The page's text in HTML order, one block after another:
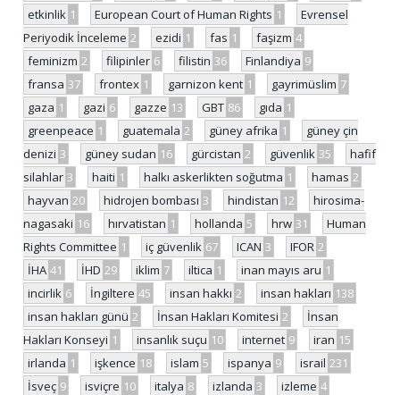
etkinlik 1 European Court of Human Rights 1
Evrensel
Periyodik İnceleme 2 ezidi 1 fas 1 faşizm 4
feminizm 2 filipinler 6 filistin 36 Finlandiya 9
fransa 37 frontex 1 garnizon kent 1 gayrimüslim 7
gaza 1 gazi 6 gazze 13 GBT 86 gıda 1
greenpeace 1 guatemala 2 güney afrika 1
güney çin
denizi 3 güney sudan 16 gürcistan 2 güvenlik 35
hafif
silahlar 3 haiti 1 halkı askerlikten soğutma 1 hamas 2
hayvan 20 hidrojen bombası 3 hindistan 12
hirosima-
nagasaki 16 hırvatistan 1 hollanda 5 hrw 31
Human
Rights Committee 1 iç güvenlik 67 ICAN 3 IFOR 2
İHA 41 İHD 29 iklim 7 iltica 1 inan mayıs aru 1
incirlik 6 İngiltere 45 insan hakkı 2 insan hakları 138
insan hakları günü 2 İnsan Hakları Komitesi 2
İnsan
Hakları Konseyi 1 insanlık suçu 10 internet 9 iran 15
irlanda 1 işkence 18 islam 5 ispanya 9 israil 231
İsveç 9 isviçre 10 italya 8 izlanda 3 izleme 4